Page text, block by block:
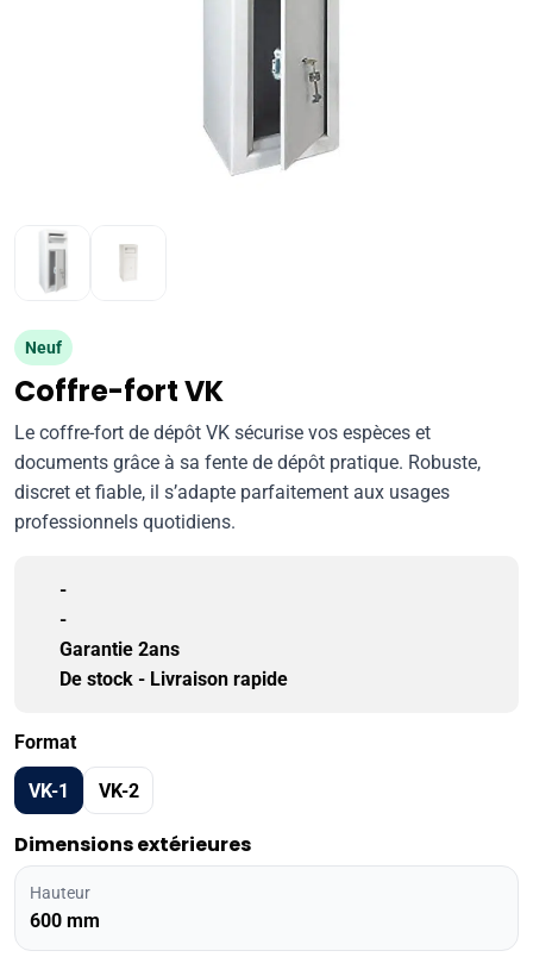
Neuf
Coffre-fort VK
Le coffre-fort de dépôt VK sécurise vos espèces et
documents grâce à sa fente de dépôt pratique. Robuste,
discret et fiable, il s’adapte parfaitement aux usages
professionnels quotidiens.
-
-
Garantie 2ans
De stock - Livraison rapide
Format
VK-1 VK-2
Dimensions extérieures
Hauteur
600 mm